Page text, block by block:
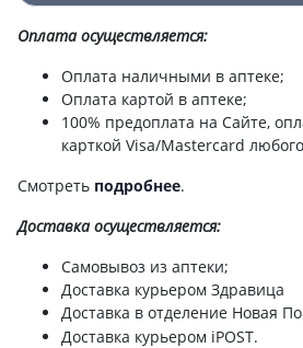
Оплата осуществляется:
Оплата наличными в аптеке;
Оплата картой в аптеке;
100% предоплата на Сайте,
карткой Visa/Mastercard
Смотреть подробнее.
Доставкаосуществляется:
Самовывоз из аптеки;
Доставка курьером Здравица
Доставка в отделение Новая
Доставка курьером iPOST.